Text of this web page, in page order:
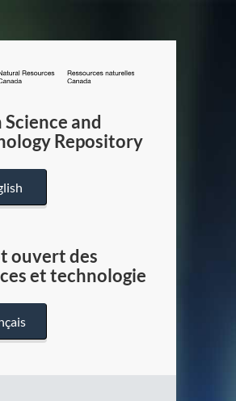
/
Canada
Science and
Repository
ouvert des
et technologie